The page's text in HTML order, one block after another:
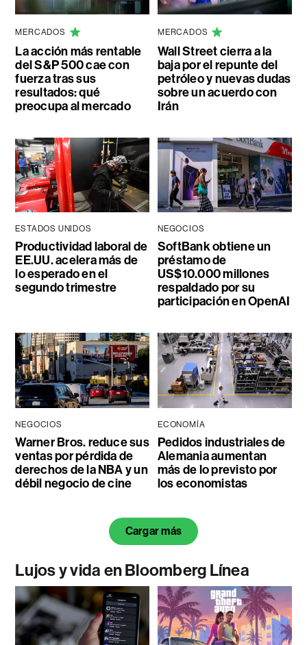
MERCADOS
La acción más rentable
del S&P 500 cae con
fuerza tras sus
resultados: qué
preocupa al mercado
MERCADOS
Wall Street cierra a la
baja por el repunte del
petróleo y nuevas dudas
sobre un acuerdo con
Irán
ESTADOS UNIDOS
Productividad laboral de
EE.UU. acelera más de
lo esperado en el
segundo trimestre
NEGOCIOS
SoftBank obtiene un
préstamo de
US$10.000 millones
respaldado por su
participación en OpenAI
NEGOCIOS
Warner Bros. reduce sus
ventas por pérdida de
derechos de la NBA y un
débil negocio de cine
ECONOMÍA
Pedidos industriales de
Alemania aumentan
más de lo previsto por
los economistas
Cargar más
Lujos y vida en Bloomberg Línea